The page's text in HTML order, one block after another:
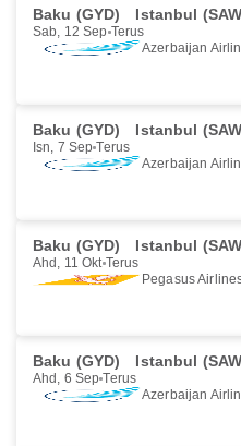
Baku (GYD) Istanbul
Sab, 12 Sep Terus
Azerbaijan
Baku (GYD) Istanbul
Isn, 7 Sep Terus
Azerbaijan
Baku (GYD) Istanbul
Ahd, 11 Okt Terus
Pegasus
Baku (GYD) Istanbul
Ahd, 6 Sep Terus
Azerbaijan